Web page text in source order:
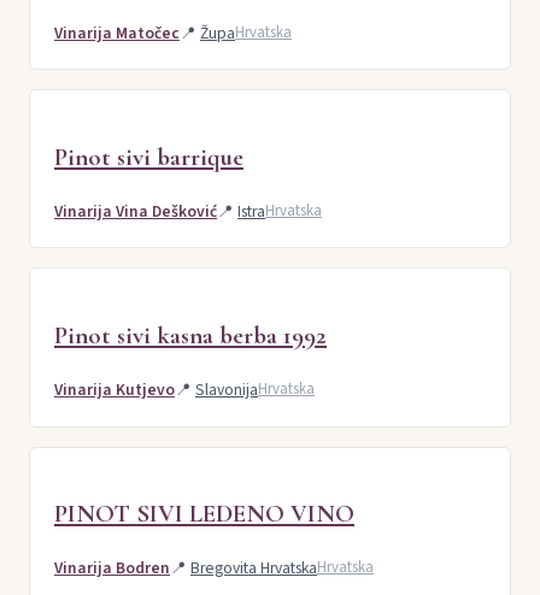
Vinarija Matočec📍 ŽupaHrvatska
Pinot sivi barrique
Vinarija Vina Dešković📍 IstraHrvatska
Pinot sivi kasna berba 1992
Vinarija Kutjevo📍 SlavonijaHrvatska
PINOT SIVI LEDENO VINO
Vinarija Bodren📍 Bregovita HrvatskaHrvatska